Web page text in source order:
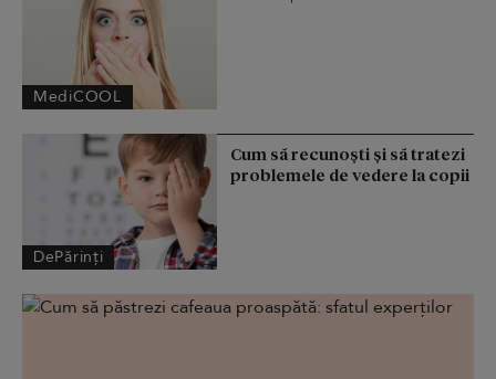
MediCOOL
DePărinți
Cum să recunoști și să tratezi
problemele de vedere la copii